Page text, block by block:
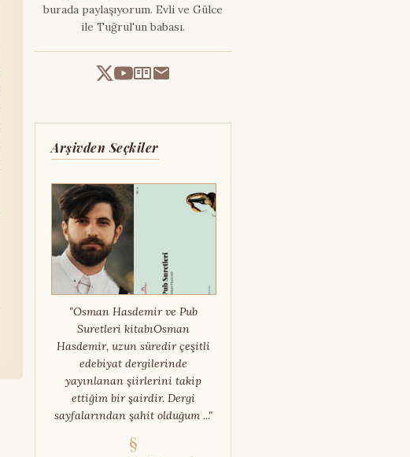
burada paylaşıyorum. Evli ve Gülce
ile Tuğrul'un babası.
Arşivden Seçkiler
"Osman Hasdemir ve Pub
Suretleri kitabıOsman
Hasdemir, uzun süredir çeşitli
edebiyat dergilerinde
yayınlanan şiirlerini takip
ettiğim bir şairdir. Dergi
sayfalarından şahit olduğum ..."
§